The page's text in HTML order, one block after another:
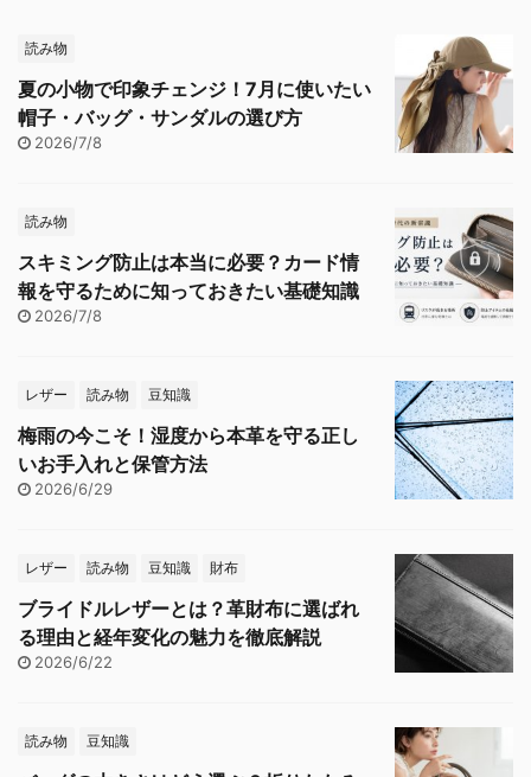
読み物
夏の小物で印象チェンジ！7月に使いたい
帽子・バッグ・サンダルの選び方
2026/7/8
読み物
スキミング防止は本当に必要？カード情
報を守るために知っておきたい基礎知識
2026/7/8
レザー 読み物 豆知識
梅雨の今こそ！湿度から本革を守る正し
いお手入れと保管方法
2026/6/29
レザー 読み物 豆知識 財布
ブライドルレザーとは？革財布に選ばれ
る理由と経年変化の魅力を徹底解説
2026/6/22
読み物 豆知識